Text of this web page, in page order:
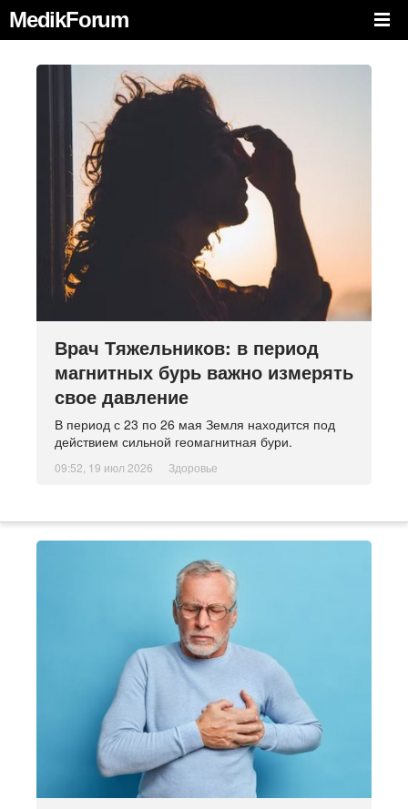
MedikForum
Врач Тяжельников: в период
магнитных бурь важно измерять
свое давление
В период с 23 по 26 мая Земля находится под
действием сильной геомагнитная бури.
09:52, 19 июл 2026 Здоровье